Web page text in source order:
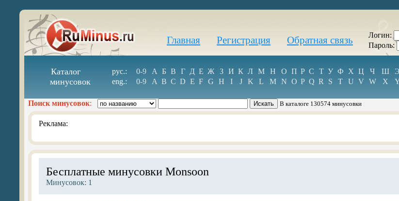
Главная Регистрация Обратная связь
Логин:
Пароль:
Каталог
минусовок
рус.: 0-9 А Б В Г Д Е Ж З И К Л М Н О П Р С Т У Ф Х Ц Ч Ш Э
eng.:
0-9 A B C D E F G H I J K L M N O P Q R S T U V W X
Поиск минусовок: В каталоге 130574 минусовки
Реклама:
Бесплатные минусовки Monsoon
Минусовок: 1